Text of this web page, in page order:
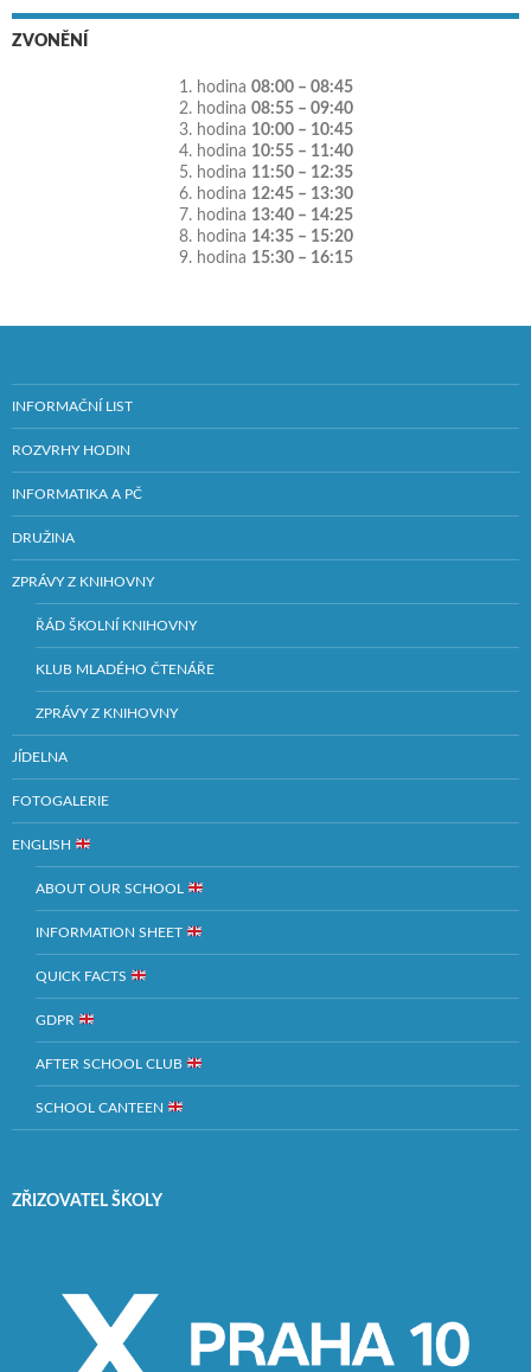
ZVONĚNÍ
1. hodina 08:00 – 08:45
2. hodina 08:55 – 09:40
3. hodina 10:00 – 10:45
4. hodina 10:55 – 11:40
5. hodina 11:50 – 12:35
6. hodina 12:45 – 13:30
7. hodina 13:40 – 14:25
8. hodina 14:35 – 15:20
9. hodina 15:30 – 16:15
INFORMAČNÍ LIST
ROZVRHY HODIN
INFORMATIKA A PČ
DRUŽINA
ZPRÁVY Z KNIHOVNY
ŘÁD ŠKOLNÍ KNIHOVNY
KLUB MLADÉHO ČTENÁŘE
ZPRÁVY Z KNIHOVNY
JÍDELNA
FOTOGALERIE
ENGLISH
ABOUT OUR SCHOOL
INFORMATION SHEET
QUICK FACTS
GDPR
AFTER SCHOOL CLUB
SCHOOL CANTEEN
ZŘIZOVATEL ŠKOLY